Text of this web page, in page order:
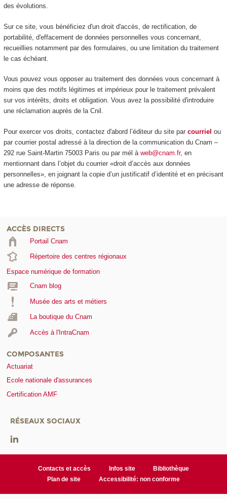
des évolutions.
Sur ce site, vous bénéficiez d'un droit d'accès, de rectification, de
portabilité, d'effacement de données personnelles vous concernant,
recueillies notamment par des formulaires, ou une limitation du traitement
le cas échéant.
Vous pouvez vous opposer au traitement des données vous concernant à
moins que des motifs légitimes et impérieux pour le traitement prévalent
sur vos intérêts, droits et obligation. Vous avez la possibilité d'introduire
une réclamation auprès de la Cnil.
Pour exercer vos droits, contactez d'abord l’éditeur du site par courriel ou
par courrier postal adressé à la direction de la communication du Cnam –
292 rue Saint-Martin 75003 Paris ou par mél à web@cnam.fr, en
mentionnant dans l’objet du courrier «droit d’accès aux données
personnelles», en joignant la copie d’un justificatif d’identité et en précisant
une adresse de réponse.
ACCÈS DIRECTS
Portail Cnam
Répertoire des centres régionaux
Espace numérique de formation
Cnam blog
Musée des arts et métiers
La boutique du Cnam
Accès à l'IntraCnam
COMPOSANTES
Actuariat
Ecole nationale d'assurances
Certification AMF
RÉSEAUX SOCIAUX
Contacts et accès Infos site
Bibliothèque
Plan de site
Accessibilité: non conforme